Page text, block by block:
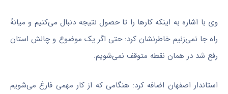
وی با اشاره به اینکه کارها را تا حصول نتیجه دنبال می‌کنیم و میانهٔ
راه جا نمی‌زنیم خاطرنشان کرد: حتی اگر یک موضوع و چالش استان
رفع شد در همان نقطه متوقف نمی‌شویم.
استاندار اصفهان اضافه کرد: هنگامی که از کار مهمی فارغ می‌شویم